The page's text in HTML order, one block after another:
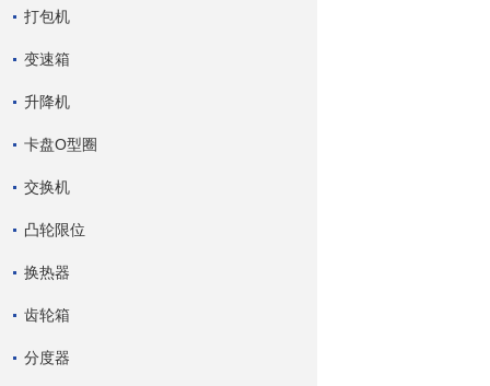
打包机
变速箱
升降机
卡盘O型圈
交换机
凸轮限位
换热器
齿轮箱
分度器